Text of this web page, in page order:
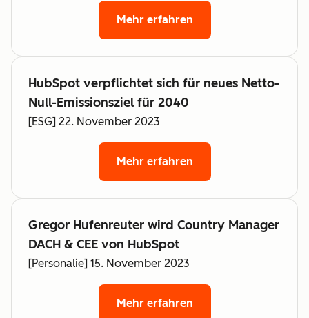
Mehr erfahren
HubSpot verpflichtet sich für neues Netto-
Null-Emissionsziel für 2040
[ESG] 22. November 2023
Mehr erfahren
Gregor Hufenreuter wird Country Manager
DACH & CEE von HubSpot
[Personalie] 15. November 2023
Mehr erfahren